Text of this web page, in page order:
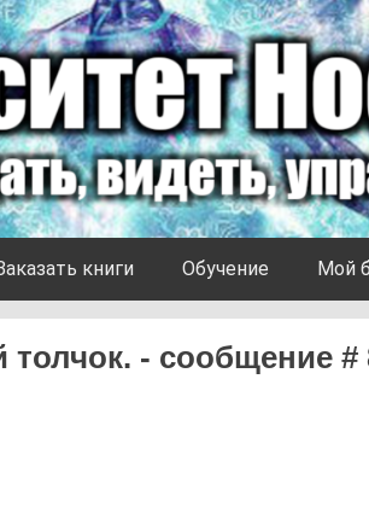
книги Обучение Мой
- сообщение #